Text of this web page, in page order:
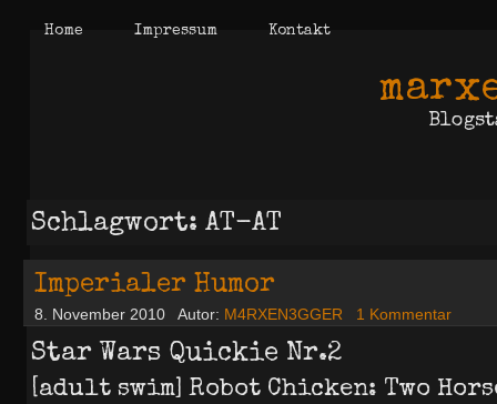
Home Impressum Kontakt
Schlagwort: AT-AT
Imperialer Humor
8. November 2010 Autor: M4RXEN3GGER 1 Kommentar
Star Wars Quickie Nr.2
[adult swim] Robot Chicken: Two